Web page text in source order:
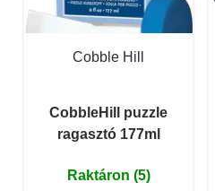
Cobble Hill
CobbleHill puzzle
ragasztó 177ml
Raktáron (5)